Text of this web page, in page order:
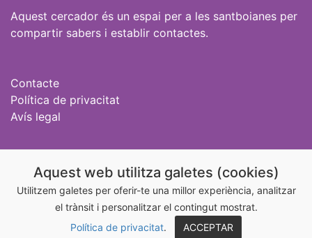
Aquest web utilitza galetes (cookies)
Utilitzem galetes per oferir-te una millor experiència, analitzar
el trànsit i personalitzar el contingut mostrat.
Política de privacitat. ACCEPTAR
Aquest cercador és un espai per a les santboianes per
compartir sabers i establir contactes.
Contacte
Política de privacitat
Avís legal
Igualtat Sant Boi
@igualtatstboi
@aixonoesamor_stboi